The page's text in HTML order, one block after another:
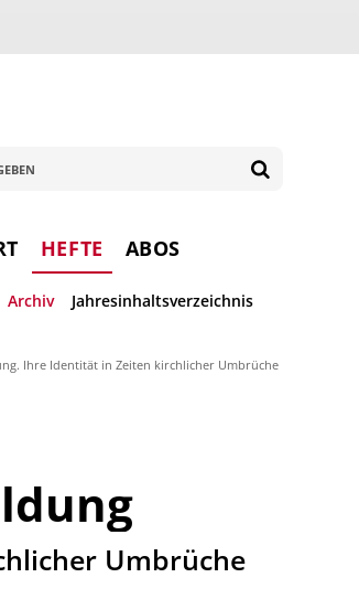
HEFTE ABOS
Archiv Jahresinhaltsverzeichnis
Ihre Identität in Zeiten kirchlicher Umbrüche
Umbrüche